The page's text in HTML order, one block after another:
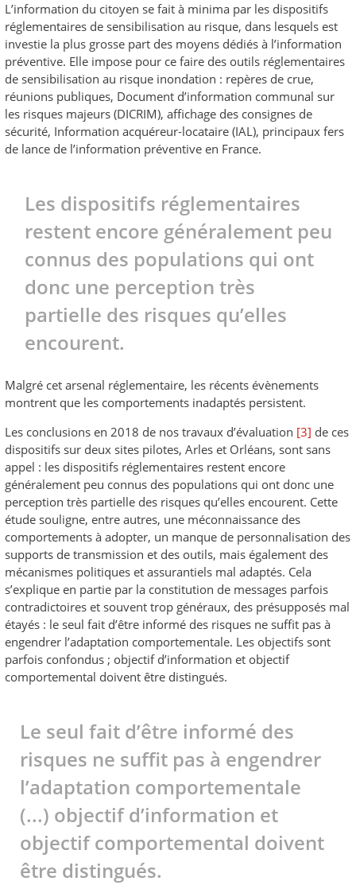
L’information du citoyen se fait à minima par les dispositifs
réglementaires de sensibilisation au risque, dans lesquels est
investie la plus grosse part des moyens dédiés à l’information
préventive. Elle impose pour ce faire des outils réglementaires
de sensibilisation au risque inondation : repères de crue,
réunions publiques, Document d’information communal sur
les risques majeurs (DICRIM), affichage des consignes de
sécurité, Information acquéreur-locataire (IAL), principaux fers
de lance de l’information préventive en France.
Les dispositifs réglementaires
restent encore généralement peu
connus des populations qui ont
donc une perception très
partielle des risques qu’elles
encourent.
Malgré cet arsenal réglementaire, les récents évènements
montrent que les comportements inadaptés persistent.
Les conclusions en 2018 de nos travaux d’évaluation [3] de ces
dispositifs sur deux sites pilotes, Arles et Orléans, sont sans
appel : les dispositifs réglementaires restent encore
généralement peu connus des populations qui ont donc une
perception très partielle des risques qu’elles encourent. Cette
étude souligne, entre autres, une méconnaissance des
comportements à adopter, un manque de personnalisation des
supports de transmission et des outils, mais également des
mécanismes politiques et assurantiels mal adaptés. Cela
s’explique en partie par la constitution de messages parfois
contradictoires et souvent trop généraux, des présupposés mal
étayés : le seul fait d’être informé des risques ne suffit pas à
engendrer l’adaptation comportementale. Les objectifs sont
parfois confondus ; objectif d’information et objectif
comportemental doivent être distingués.
Le seul fait d’être informé des
risques ne suffit pas à engendrer
l’adaptation comportementale
(...) objectif d’information et
objectif comportemental doivent
être distingués.